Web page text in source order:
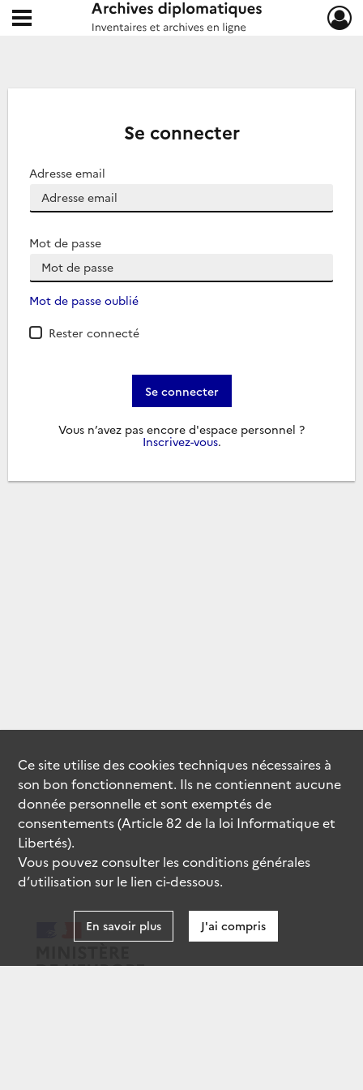
Archives diplomatiques
Ouvrir le menu déroulant
Se connecter
Adresse email
Mot de passe
Mot de passe oublié
Rester connecté
Se connecter
Vous n’avez pas encore d'espace personnel ?
Inscrivez-vous.
Ce site utilise descookiestechniques nécessaires à
son bon fonctionnement. Ils ne contiennent aucune
donnée personnelle et sont exemptés de
consentements (Article 82 de la loi Informatique et
Libertés).
Vous pouvez consulter les conditions générales
d’utilisation sur le lien ci-dessous.
En savoir plus J'ai compris